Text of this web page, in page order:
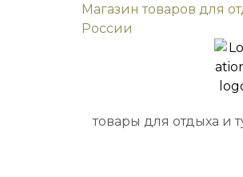
Магазин товаров для
России
товары для отдыха и